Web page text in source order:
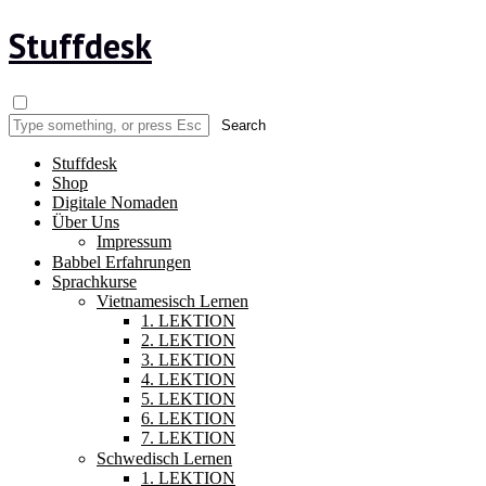
Stuffdesk
Stuffdesk
Shop
Digitale Nomaden
Über Uns
Impressum
Babbel Erfahrungen
Sprachkurse
Vietnamesisch Lernen
1. LEKTION
2. LEKTION
3. LEKTION
4. LEKTION
5. LEKTION
6. LEKTION
7. LEKTION
Schwedisch Lernen
1. LEKTION